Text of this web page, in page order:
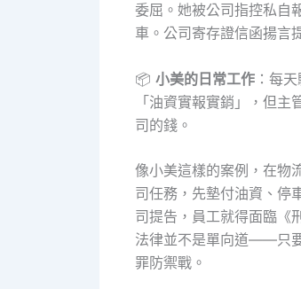
委屈。她被公司指控私自
車。公司寄存證信函揚言
📦 小美的日常工作 ：每
「油資實報實銷」，但
司的錢。
像小美這樣的案例，在物
司任務，先墊付油資、停
司提告，員工就得面臨《
法律並不是單向道——只
罪防禦戰。